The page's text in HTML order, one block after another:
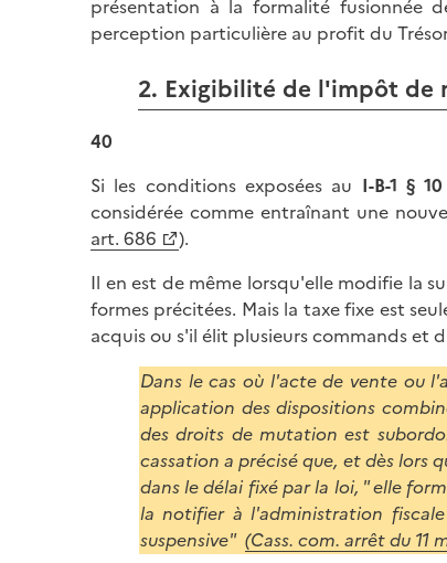
présentation à la formalité fusionnée
perception particulière au profit du
2. Exigibilité de l'impôt de
40
Si les conditions exposées au I-B-1 §
considérée comme entraînant une
art. 686
).
Il en est de même lorsqu'elle modifie la
formes précitées. Mais la taxe fixe est
acquis ou s'il élit plusieurs commands et
Dans le cas où l'acte de vente ou
application des dispositions
des droits de mutation est
cassation a précisé que, et dès lors
dans le délai fixé par la loi, " elle
la notifier à l'administration
suspensive" (Cass. com. arrêt du 11